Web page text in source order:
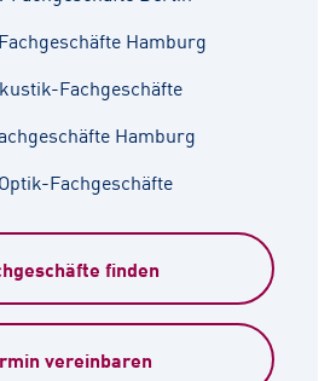
Hamburg
Fachgeschäfte
Hamburg
Fachgeschäfte
finden
vereinbaren